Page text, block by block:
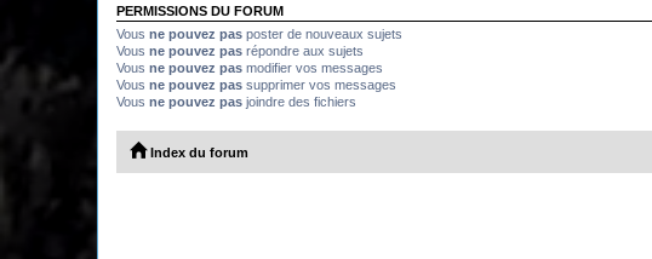
PERMISSIONS DU FORUM
Vous ne pouvez pas poster de nouveaux sujets
Vous ne pouvez pas répondre aux sujets
Vous ne pouvez pas modifier vos messages
Vous ne pouvez pas supprimer vos messages
Vous ne pouvez pas joindre des fichiers
Index du forum